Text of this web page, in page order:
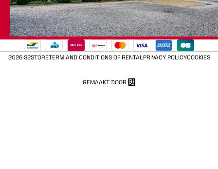
2026 S2STORETERM AND CONDITIONS OF RENTALPRIVACY POLICYCOOKIES
GEMAAKT DOOR